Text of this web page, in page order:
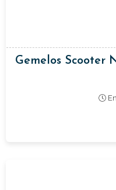
Gemelos Scooter